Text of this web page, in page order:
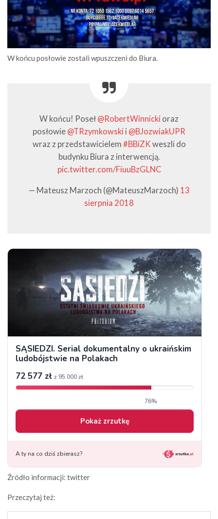
W końcu posłowie zostali wpuszczeni do Biura.
W końcu! Poseł @RobertWinnicki oraz
posłowie @TRzymkowski i @BJozwiakUPR
wraz z przedstawicielem #BBiZK weszli do
budynku Biura z interwencją.
pic.twitter.com/FiuuBzGLNC
— Mateusz Marzoch (@MateuszMarzoch) 13
sierpnia 2018
Źródło informacji: twitter
Przeczytaj też: